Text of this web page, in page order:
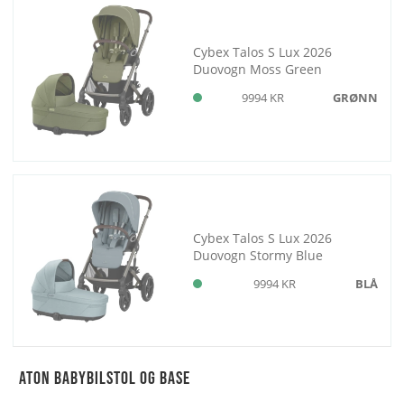
Cybex Talos S Lux 2026
Duovogn Moss Green
9994 KR GRØNN
Cybex Talos S Lux 2026
Duovogn Stormy Blue
9994 KR BLÅ
Aton Babybilstol og Base